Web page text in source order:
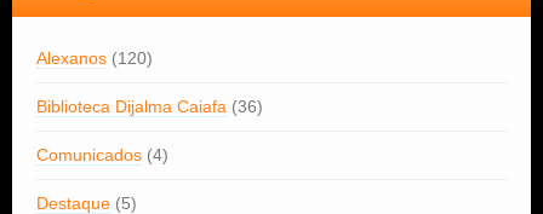
Alexanos (120)
Biblioteca Dijalma Caiafa (36)
Comunicados (4)
Destaque (5)